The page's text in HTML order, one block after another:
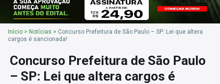
Início > Notícias > Concurso Prefeitura de São Paulo – SP: Lei que altera
cargos é sancionada!
Concurso Prefeitura de São Paulo
– SP: Lei que altera cargos é